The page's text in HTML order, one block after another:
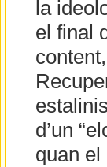
la
el final
d’un
quan